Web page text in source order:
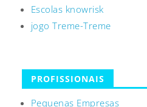
Escolas knowrisk
jogo Treme-Treme
PROFISSIONAIS
Pequenas Empresas